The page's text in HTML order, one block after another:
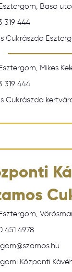
Basa
319 444
Cukrászda
Mikes
319 444
Cukrászda
451 4978
Központi